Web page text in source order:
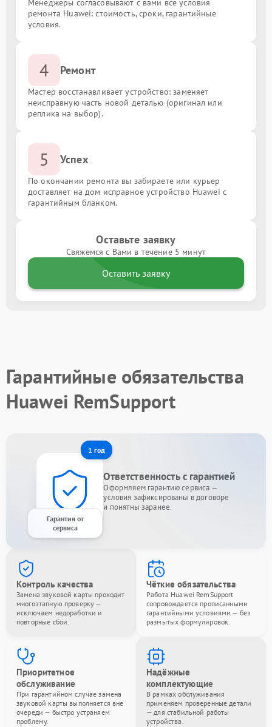
Менеджеры согласовывают с вами все условия
ремонта Huawei: стоимость, сроки, гарантийные
условия.
4 Ремонт
Мастер восстанавливает устройство: заменяет
неисправную часть новой деталью (оригинал или
реплика на выбор).
5 Успех
По окончании ремонта вы забираете или курьер
доставляет на дом исправное устройство Huawei с
гарантийным бланком.
Оставьте заявку
Свяжемся с Вами в течение 5 минут
Оставить заявку
Гарантийные обязательства
Huawei RemSupport
1 год
Гарантия от
сервиса
Ответственность с гарантией
Оформляем гарантию сервиса —
условия зафиксированы в договоре
и понятны заранее.
Контроль качества
Замена звуковой карты проходит
многоэтапную проверку —
исключаем недоработки и
повторные сбои.
Чёткие обязательства
Работа Huawei RemSupport
сопровождается прописанными
гарантийными условиями — без
размытых формулировок.
Приоритетное
обслуживание
При гарантийном случае замена
звуковой карты выполняется вне
очереди — быстро устраняем
проблему.
Надёжные
комплектующие
В рамках обслуживания
применяем проверенные детали
— для стабильной работы
устройства.